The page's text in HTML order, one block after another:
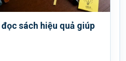
sách hiệu quả giúp